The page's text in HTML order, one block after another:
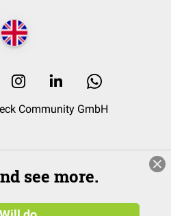
Community GmbH
see more.